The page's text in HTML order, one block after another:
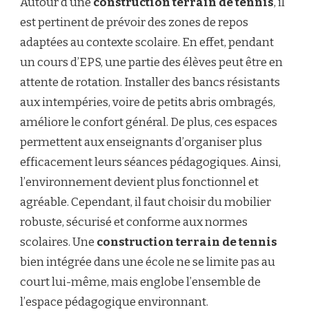
est pertinent de prévoir des zones de repos
adaptées au contexte scolaire. En effet, pendant
un cours d’EPS, une partie des élèves peut être en
attente de rotation. Installer des bancs résistants
aux intempéries, voire de petits abris ombragés,
améliore le confort général. De plus, ces espaces
permettent aux enseignants d’organiser plus
efficacement leurs séances pédagogiques. Ainsi,
l’environnement devient plus fonctionnel et
agréable. Cependant, il faut choisir du mobilier
robuste, sécurisé et conforme aux normes
scolaires. Une construction terrain de tennis
bien intégrée dans une école ne se limite pas au
court lui-même, mais englobe l’ensemble de
l’espace pédagogique environnant.